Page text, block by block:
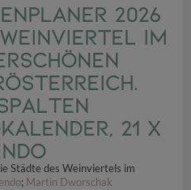
2026
im
21 x
Städte des Weinviertels im
; Martin Dworschak